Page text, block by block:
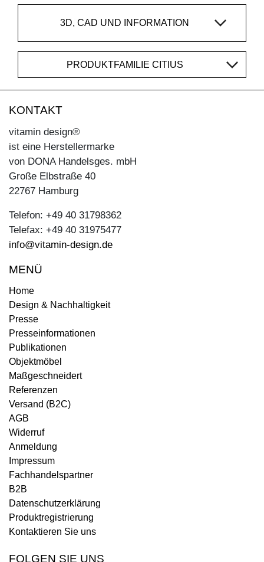
3D, CAD UND INFORMATION
PRODUKTFAMILIE CITIUS
KONTAKT
vitamin design®
ist eine Herstellermarke
von DONA Handelsges. mbH
Große Elbstraße 40
22767 Hamburg
Telefon: +49 40 31798362
Telefax: +49 40 31975477
info@vitamin-design.de
MENÜ
Home
Design & Nachhaltigkeit
Presse
Presseinformationen
Publikationen
Objektmöbel
Maßgeschneidert
Referenzen
Versand (B2C)
AGB
Widerruf
Anmeldung
Impressum
Fachhandelspartner
B2B
Datenschutzerklärung
Produktregistrierung
Kontaktieren Sie uns
FOLGEN SIE UNS